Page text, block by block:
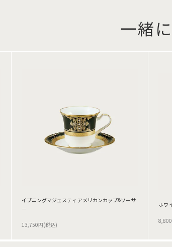
一緒
イブニングマジェスティ アメリカンカップ&ソーサ
ー
13,750円(税込)
ホワ